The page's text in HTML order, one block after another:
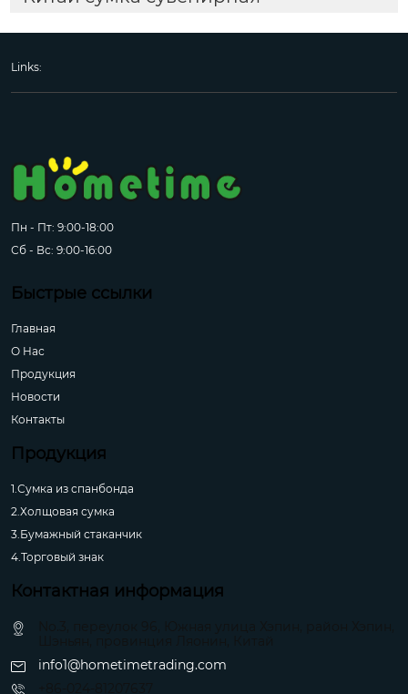
Links:
Пн - Пт: 9:00-18:00
Сб - Вс: 9:00-16:00
Быстрые ссылки
Главная
О Hас
Продукция
Новости
Контакты
Продукция
1.Сумка из спанбонда
2.Холщовая сумка
3.Бумажный стаканчик
4.Торговый знак
Контактная информация
info1@hometimetrading.com